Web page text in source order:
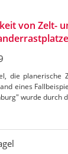
von Zelt-
die planerische
eines
wurde durch